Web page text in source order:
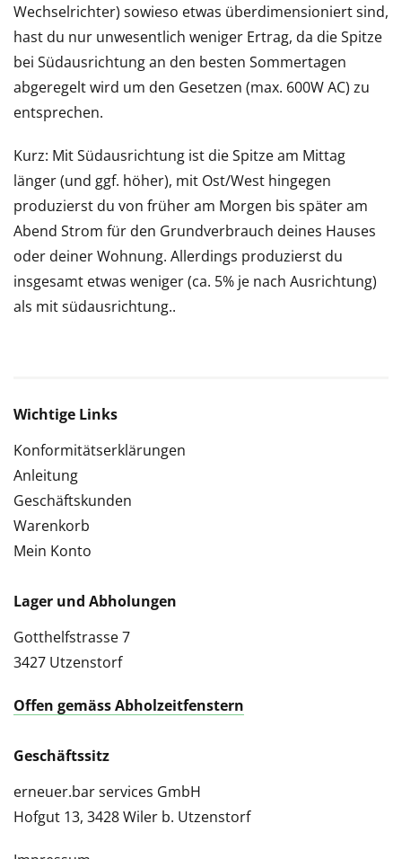
Wechselrichter) sowieso etwas überdimensioniert sind,
hast du nur unwesentlich weniger Ertrag, da die Spitze
bei Südausrichtung an den besten Sommertagen
abgeregelt wird um den Gesetzen (max. 600W AC) zu
entsprechen.
Kurz: Mit Südausrichtung ist die Spitze am Mittag
länger (und ggf. höher), mit Ost/West hingegen
produzierst du von früher am Morgen bis später am
Abend Strom für den Grundverbrauch deines Hauses
oder deiner Wohnung. Allerdings produzierst du
insgesamt etwas weniger (ca. 5% je nach Ausrichtung)
als mit südausrichtung..
Wichtige Links
Konformitätserklärungen
Anleitung
Geschäftskunden
Warenkorb
Mein Konto
Lager und Abholungen
Gotthelfstrasse 7
3427 Utzenstorf
Offen gemäss Abholzeitfenstern
Geschäftssitz
erneuer.bar services GmbH
Hofgut 13, 3428 Wiler b. Utzenstorf